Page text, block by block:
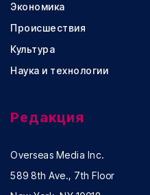
Экономика
Происшествия
Культура
Наука и технологии
Редакция
Overseas Media Inc.
589 8th Ave., 7th Floor